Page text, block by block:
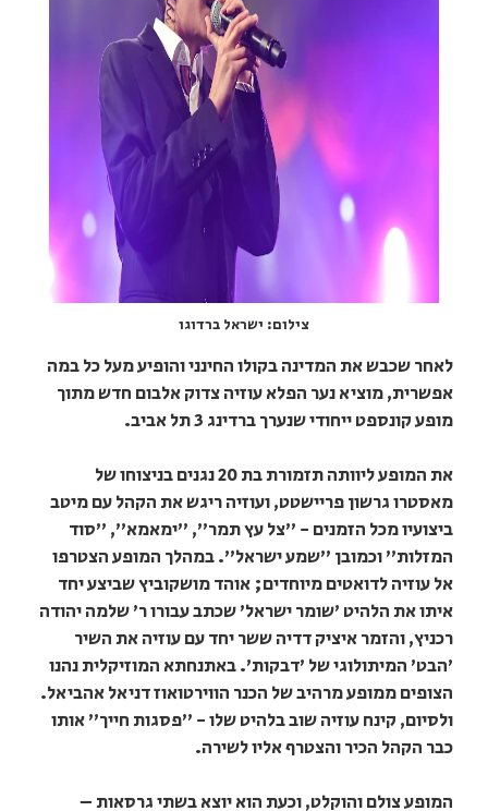
צילום: ישראל ברדוגו
לאחר שכבש את המדינה בקולו החינני והופיע מעל כל במה
אפשרית, מוציא נער הפלא עוזיה צדוק אלבום חדש מתוך
מופע קונספט ייחודי שנערך ברדינג 3 תל אביב.
את המופע ליוותה תזמורת בת 20 נגנים בניצוחו של
מאסטרו גרשון פריישטט, ועוזיה ריגש את הקהל עם מיטב
ביצועיו מכל הזמנים - "צל עץ תמר", "ימאמא", "סוד
המזלות" וכמובן "שמע ישראל". במהלך המופע הצטרפו
אל עוזיה לדואטים מיוחדים; אוהד מושקוביץ שביצע יחד
איתו את הלהיט 'שומר ישראל' שכתב עבורו ר' שלמה יהודה
רכניץ, והזמר איציק דדיה ששר יחד עם עוזיה את השיר
'הבט' המיתולוגי של 'דבקות'. באתנחתא המוזיקלית נהנו
הצופים ממופע מרהיב של הכנר הווירטואוז דניאל אהביאל.
ולסיום, קינח עוזיה שוב בלהיט שלו - "פסגות חייך" אותו
כבר הקהל הכיר והצטרף אליו לשירה.
המופע צולם והוקלט, וכעת הוא יוצא בשתי גרסאות –